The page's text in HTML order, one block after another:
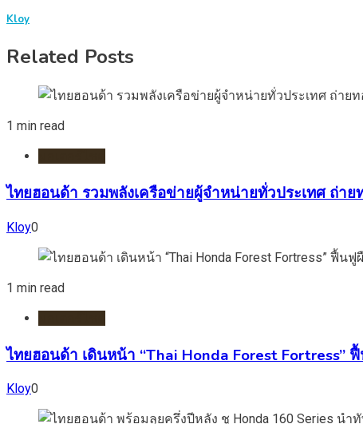
Kloy
Related Posts
1 min read
ไทยฮอนด้า รวมพลังเครือข่ายผู้จำหน่ายทั่วประเทศ ถ่
Kloy0
1 min read
ไทยฮอนด้า เดินหน้า “Thai Honda Forest Fortress”
Kloy0